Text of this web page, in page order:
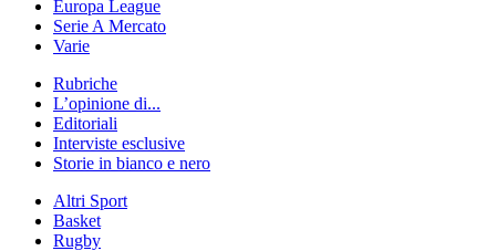
Europa League
Serie A Mercato
Varie
Rubriche
L’opinione di...
Editoriali
Interviste esclusive
Storie in bianco e nero
Altri Sport
Basket
Rugby